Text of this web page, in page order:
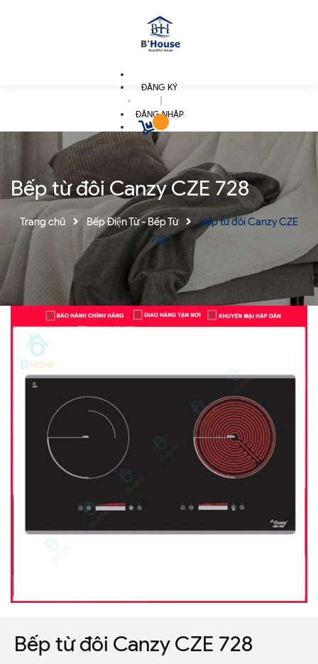
ĐĂNG KÝ
ĐĂNG NHẬP
Bếp từ đôi Canzy CZE 728
Trang chủ Bếp Điện Từ - Bếp Từ
Bếp từ đôi Canzy CZE
728
Bếp từ đôi Canzy CZE 728